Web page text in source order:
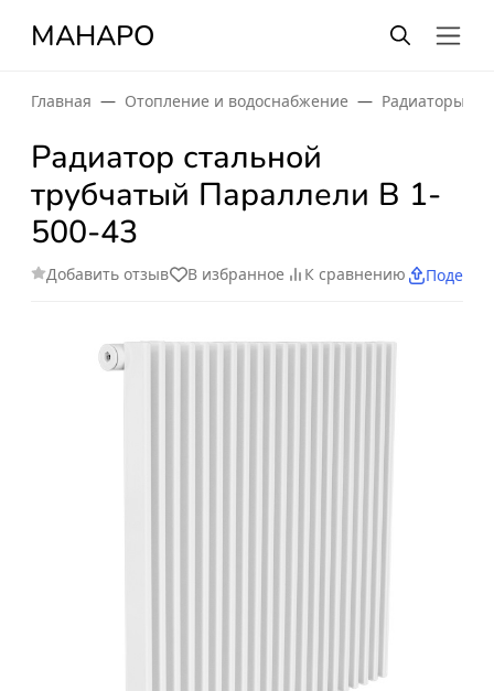
МАНАРО
Главная Отопление и водоснабжение Радиаторы
Радиатор стальной
трубчатый Параллели В 1-
500-43
Добавить отзыв В избранное К сравнению